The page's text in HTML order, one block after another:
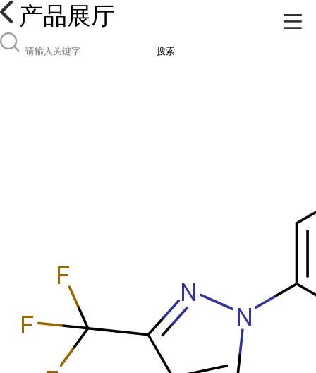
产品展厅
搜索